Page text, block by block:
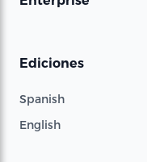
Ediciones
Spanish
English